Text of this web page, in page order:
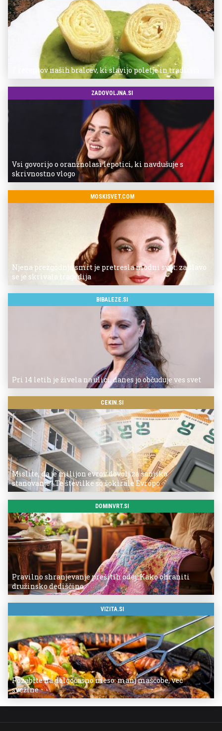
7 receptov naših bralcev, ki slavijo poletje in tradicijo
ZADOVOLJNA.SI
Vsi govorijo o oranžnolasi lepotici, ki navdušuje s
skrivnostno vlogo
MOSKISVET.COM
Njena prezgodnja smrt je pretresla modni svet: za slavo
se je skrivala tragedija
BIBALEZE.SI
Pri 14 letih je živela na ulici, danes jo občuduje ves svet
CEKIN.SI
Mislite, da je milijon evrov dovolj za sanjsko
stanovanje? Te številke so šokirale Evropo
DOMINVRT.SI
Pravilno shranjevanje prešitih odej: Kako ohraniti
družinsko dediščino
VIZITA.SI
Pozabite na dolgočasno meso: manj maščobe, več
svežine